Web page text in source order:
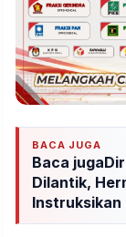
BACA JUGA
Baca
Dilantik,
Instruksikan